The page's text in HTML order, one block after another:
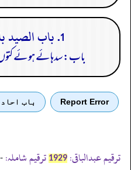
1. باب الصيد بالكلاب المعلمة:
باب: سدہائے ہوئے
Report Error باب
ترقیم عبدالباقی: 1929 ترقیم شاملہ: